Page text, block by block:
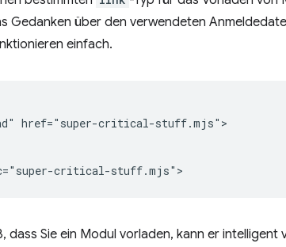
Gedanken über den verwendeten
einfach.
href="super-critical-stuff.mjs">
dass Sie ein Modul vorladen, kann er